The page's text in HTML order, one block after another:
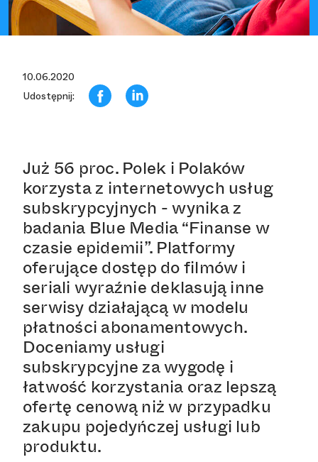
10.06.2020
Udostępnij:
Już 56 proc. Polek i Polaków
korzysta z internetowych usług
subskrypcyjnych - wynika z
badania Blue Media “Finanse w
czasie epidemii”. Platformy
oferujące dostęp do filmów i
seriali wyraźnie deklasują inne
serwisy działającą w modelu
płatności abonamentowych.
Doceniamy usługi
subskrypcyjne za wygodę i
łatwość korzystania oraz lepszą
ofertę cenową niż w przypadku
zakupu pojedyńczej usługi lub
produktu.